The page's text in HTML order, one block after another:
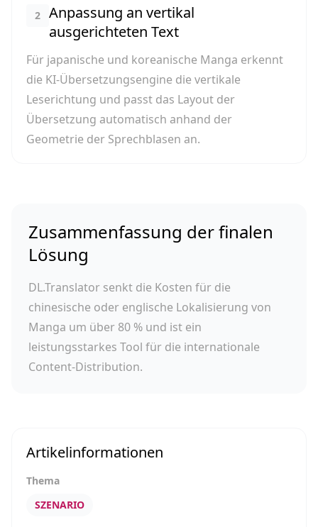
2
Anpassung an vertikal
ausgerichteten Text
Für japanische und koreanische Manga erkennt
die KI-Übersetzungsengine die vertikale
Leserichtung und passt das Layout der
Übersetzung automatisch anhand der
Geometrie der Sprechblasen an.
Zusammenfassung der finalen
Lösung
DL.Translator senkt die Kosten für die
chinesische oder englische Lokalisierung von
Manga um über 80 % und ist ein
leistungsstarkes Tool für die internationale
Content-Distribution.
Artikelinformationen
Thema
SZENARIO